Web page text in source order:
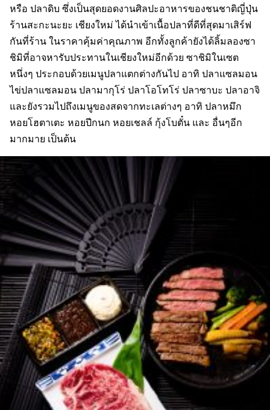
หรือ ปลาดิบ ซึ่งเป็นสุดยอดงานศิลปะอาหารของชนชาติญี่ปุ่น
ร้านสะกะนะยะ เชียงใหม่ ได้นำเข้าเนื้อปลาที่ดีที่สุดมาเสิร์ฟ
กันที่ร้าน ในราคาคุ้มค่าคุณภาพ อีกทั้งลูกค้ายังได้ลิ้มลองซา
ชิมิที่อาจหารับประทานในเชียงใหม่อีกด้วย ซาชิมิในเซต
หนึ่งๆ ประกอบด้วยเมนูปลาแตกต่างกันไป อาทิ ปลาแซลมอน
ไข่ปลาแซลมอน ปลามากุโร่ ปลาโอโทโร่ ปลาซาบะ ปลาอาจิ
และยังรวมไปถึงเมนูของสดจากทะเลต่างๆ อาทิ ปลาหมึก
หอยโฮตาเตะ หอยปีกนก หอยเชลล์ กุ้งโบตั๋น และ อื่นๆอีก
มากมาย เป็นต้น